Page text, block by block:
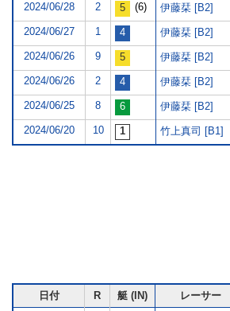
2024/06/28 2 (6) 伊藤栞 [B2]
2024/06/27 1 伊藤栞 [B2]
2024/06/26 9 伊藤栞 [B2]
2024/06/26 2 伊藤栞 [B2]
2024/06/25 8 伊藤栞 [B2]
2024/06/20 10 竹上真司 [B1]
日付 R 艇 (IN) レーサー